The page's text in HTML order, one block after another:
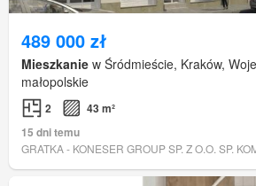
489 000 zł
Mieszkanie w Śródmieście, Kraków,
małopolskie
2
43 m²
15 dni temu
GRATKA - KONESER GROUP SP. Z O.O. SP.